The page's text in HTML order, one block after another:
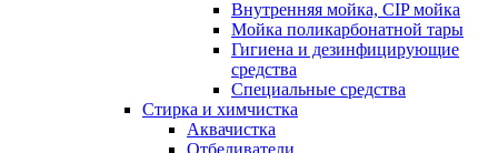
Внутренняя мойка, CIP мойка
Мойка поликарбонатной тары
Гигиена и дезинфицирующие
средства
Специальные средства
Стирка и химчистка
Аквачистка
Отбеливатели